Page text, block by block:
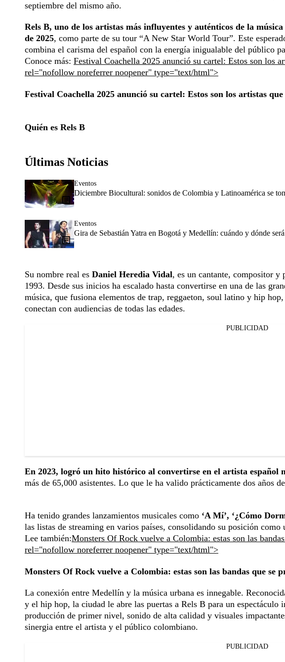
septiembre del mismo año.
Rels B, uno de los artistas más influyentes y auténticos de la
de 2025, como parte de su tour “A New Star World Tour”. Este
combina el carisma del español con la energía inigualable del público
Conoce más: Festival Coachella 2025 anunció su cartel: Estos son los
rel="nofollow noreferrer noopener" type="text/html">
Festival Coachella 2025 anunció su cartel: Estos son los artistas que
Quién es Rels B
Últimas Noticias
Eventos
Diciembre Biocultural: sonidos de Colombia y Latinoamérica se
Eventos
Gira de Sebastián Yatra en Bogotá y Medellín: cuándo y dónde
Su nombre real es Daniel Heredia Vidal, es un cantante, compositor y
1993. Desde sus inicios ha escalado hasta convertirse en una de las
música, que fusiona elementos de trap, reggaeton, soul latino y hip
conectan con audiencias de todas las edades.
PUBLICIDAD
En 2023, logró un hito histórico al convertirse en el artista español
más de 65,000 asistentes. Lo que le ha valido prácticamente dos años
Ha tenido grandes lanzamientos musicales como ‘A Mí’, ‘¿Cómo
las listas de streaming en varios países, consolidando su posición como
Lee también:Monsters Of Rock vuelve a Colombia: estas son las
rel="nofollow noreferrer noopener" type="text/html">
Monsters Of Rock vuelve a Colombia: estas son las bandas que se
La conexión entre Medellín y la música urbana es innegable.
y el hip hop, la ciudad le abre las puertas a Rels B para un
producción de primer nivel, sonido de alta calidad y visuales
sinergia entre el artista y el público colombiano.
PUBLICIDAD